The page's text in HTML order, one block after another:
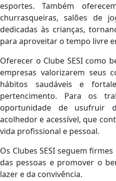
esportes. Também
churrasqueiras, salões de
dedicadas às crianças,
para aproveitar o tempo livre
Oferecer o Clube SESI como
empresas valorizarem seus
hábitos saudáveis e
pertencimento. Para os
oportunidade de usufruir
acolhedor e acessível, que
vida profissional e pessoal.
Os Clubes SESI seguem
das pessoas e promover o
lazer e da convivência.